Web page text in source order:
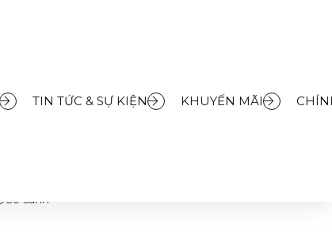
TIN TỨC & SỰ KIỆN KHUYẾN MÃI
So sánh